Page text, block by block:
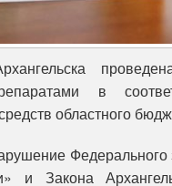
в
областного
Федерального
и Закона